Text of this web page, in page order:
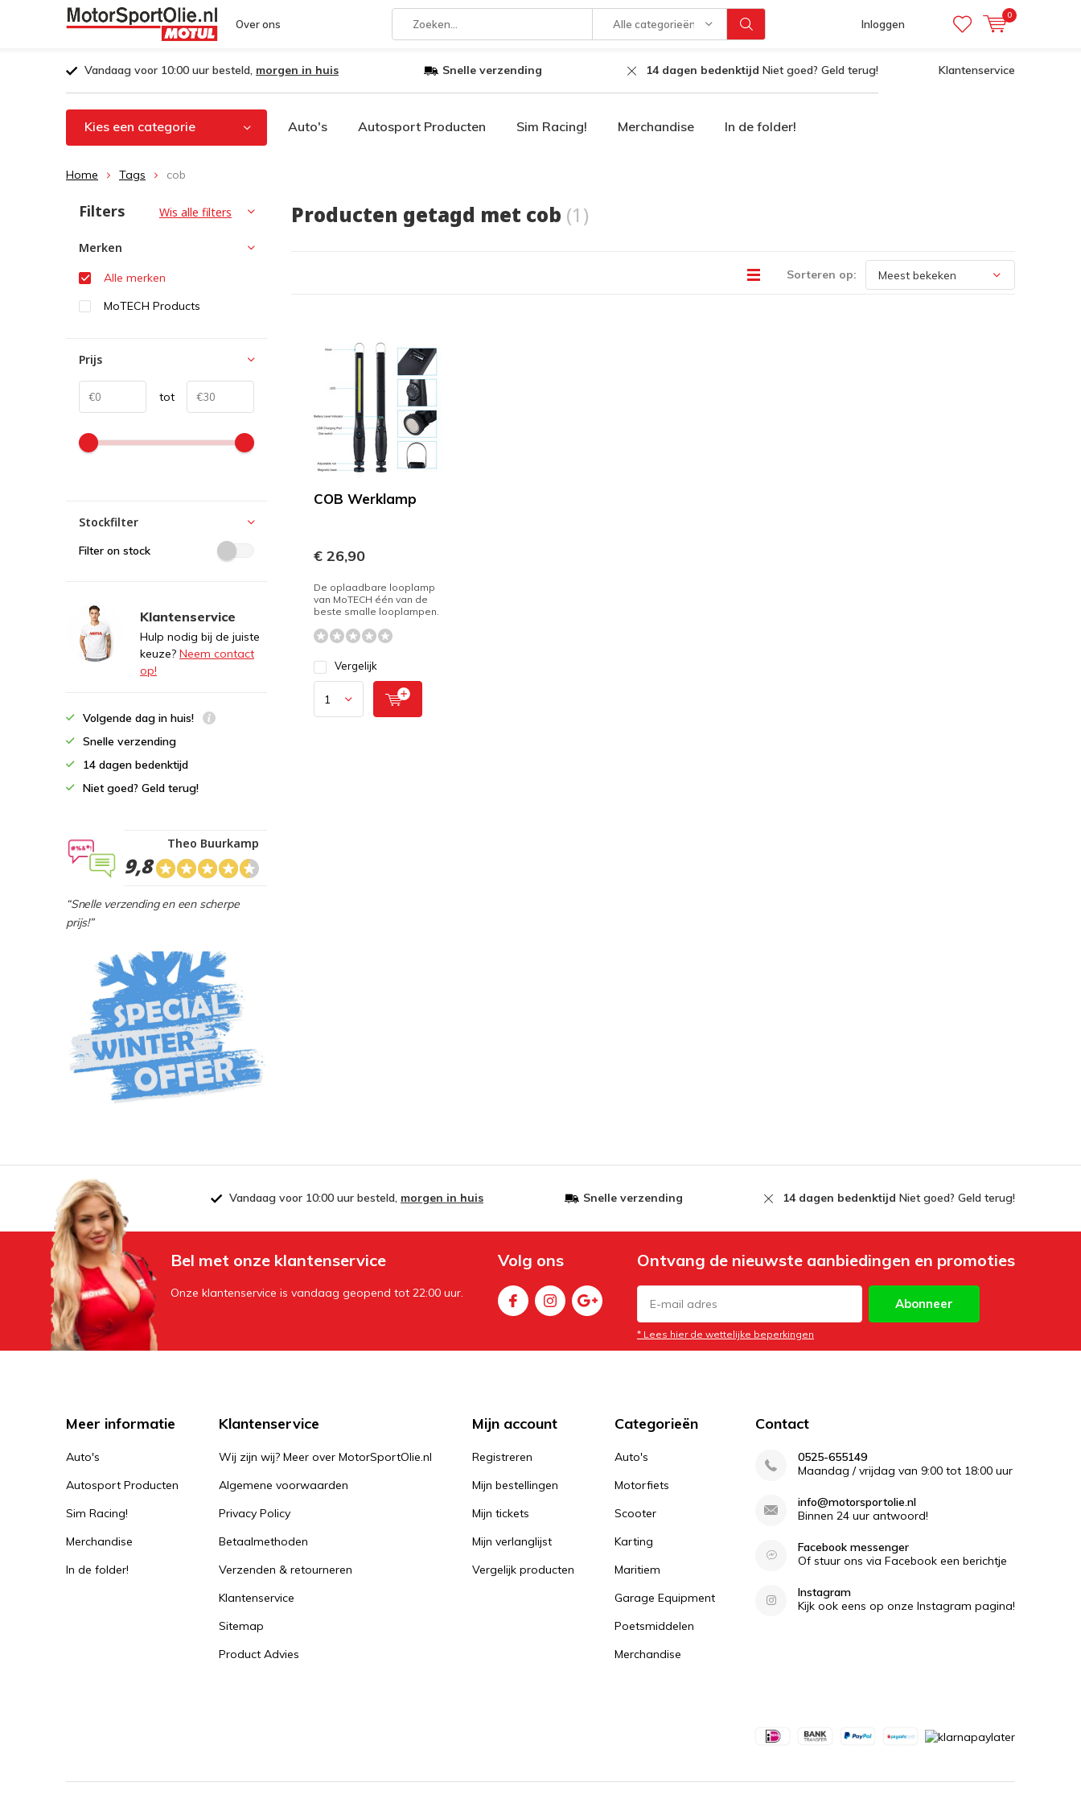
Over ons Alle categorieën Inloggen
0
Vandaag voor 10:00 uur besteld, morgen in huis Snelle verzending 14 dagen bedenktijd Niet goed? Geld terug! Klantenservice
Kies een categorie Auto's Autosport Producten Sim Racing! Merchandise In de folder!
Home Tags cob
Producten getagd met cob (1)
Sorteren op:
COB Werklamp
€ 26,90
De oplaadbare looplamp
van MoTECH één van de
beste smalle looplampen.
Vergelijk
Filters Wis alle filters
Merken
Alle merken
MoTECH Products
Prijs
tot
Stockfilter
Filter on stock
Klantenservice
Hulp nodig bij de juiste
keuze? Neem contact
op!
Volgende dag in huis!
Snelle verzending
14 dagen bedenktijd
Niet goed? Geld terug!
9,8
Theo Buurkamp
“Snelle verzending en een scherpe
prijs!”
Vandaag voor 10:00 uur besteld, morgen in huis Snelle verzending 14 dagen bedenktijd Niet goed? Geld terug!
Bel met onze klantenservice
Onze klantenservice is vandaag geopend tot 22:00 uur.
Volg ons Ontvang de nieuwste aanbiedingen en promoties
Abonneer
* Lees hier de wettelijke beperkingen
Meer informatie
Auto's
Autosport Producten
Sim Racing!
Merchandise
In de folder!
Klantenservice
Wij zijn wij? Meer over MotorSportOlie.nl
Algemene voorwaarden
Privacy Policy
Betaalmethoden
Verzenden & retourneren
Klantenservice
Sitemap
Product Advies
Mijn account
Registreren
Mijn bestellingen
Mijn tickets
Mijn verlanglijst
Vergelijk producten
Categorieën
Auto's
Motorfiets
Scooter
Karting
Maritiem
Garage Equipment
Poetsmiddelen
Merchandise
Contact
0525-655149
Maandag / vrijdag van 9:00 tot 18:00 uur
info@motorsportolie.nl
Binnen 24 uur antwoord!
Facebook messenger
Of stuur ons via Facebook een berichtje
Instagram
Kijk ook eens op onze Instagram pagina!